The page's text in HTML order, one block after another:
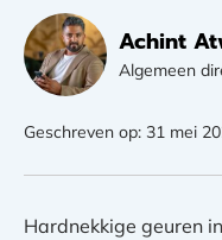
Achint
Algemeen
Geschreven op: 31 mei
Hardnekkige geuren